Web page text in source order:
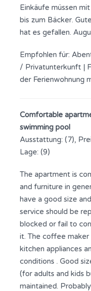
Einkäufe müssen
bis zum Bäcker.
hat es gefallen.
Empfohlen für:
/ Privatunterkunft |
der Ferienwohnung
Comfortable
swimming pool
Ausstattung: (7),
Lage: (9)
The apartment is
and furniture in
have a good size
service should be
blocked or fail to
it. The coffee
kitchen appliances
conditions . Good
(for adults and kids
maintained.